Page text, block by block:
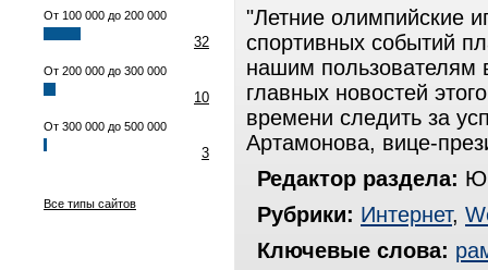
От 100 000 до 200 000
32
От 200 000 до 300 000
10
От 300 000 до 500 000
3
Все типы сайтов
"Летние олимпийские
спортивных событий
нашим пользователям
главных новостей
времени следить за
Артамонова, вице-
Редактор раздела:
Рубрики: Интернет,
Ключевые слова: